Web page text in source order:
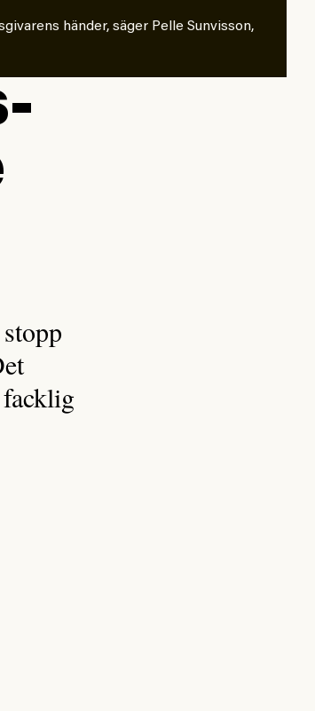
händer, säger Pelle Sunvisson,